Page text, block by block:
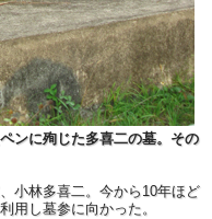
ンに殉じた多喜二の墓。その
小林多喜二。今から10年ほど
用し墓参に向かった。